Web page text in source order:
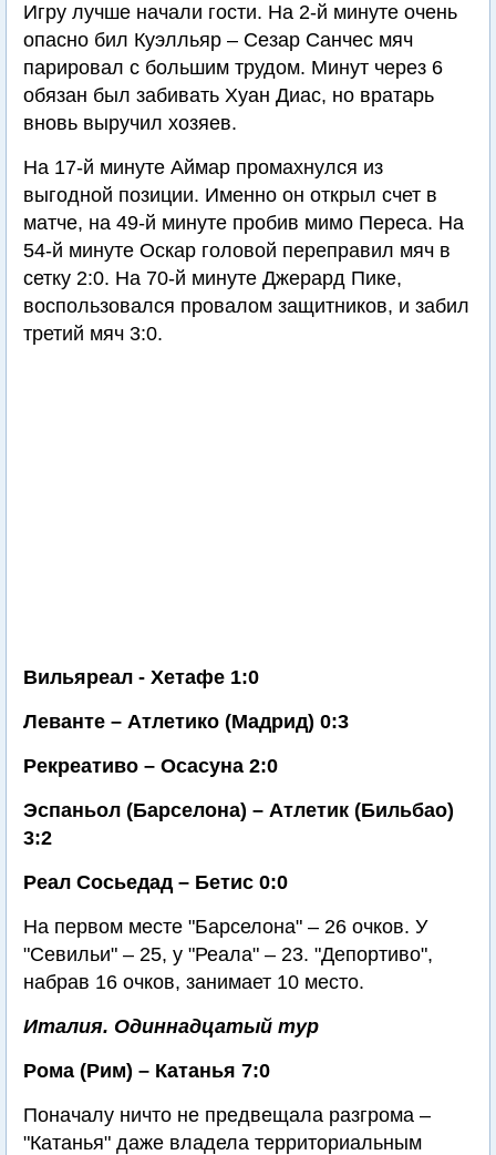
Игру лучше начали гости. На 2-й минуте очень
опасно бил Куэлльяр – Сезар Санчес мяч
парировал с большим трудом. Минут через 6
обязан был забивать Хуан Диас, но вратарь
вновь выручил хозяев.
На 17-й минуте Аймар промахнулся из
выгодной позиции. Именно он открыл счет в
матче, на 49-й минуте пробив мимо Переса. На
54-й минуте Оскар головой переправил мяч в
сетку 2:0. На 70-й минуте Джерард Пике,
воспользовался провалом защитников, и забил
третий мяч 3:0.
Вильяреал - Хетафе 1:0
Леванте – Атлетико (Мадрид) 0:3
Рекреативо – Осасуна 2:0
Эспаньол (Барселона) – Атлетик (Бильбао)
3:2
Реал Сосьедад – Бетис 0:0
На первом месте "Барселона" – 26 очков. У
"Севильи" – 25, у "Реала" – 23. "Депортиво",
набрав 16 очков, занимает 10 место.
Италия. Одиннадцатый тур
Рома (Рим) – Катанья 7:0
Поначалу ничто не предвещала разгрома –
"Катанья" даже владела территориальным